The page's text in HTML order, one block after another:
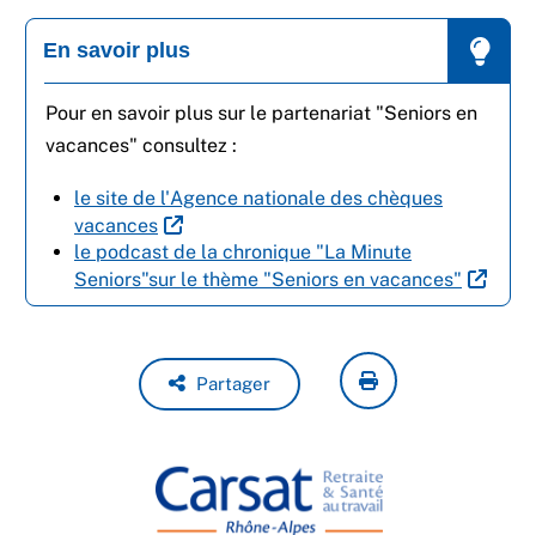
En savoir plus
Pour en savoir plus sur le partenariat "Seniors en
vacances" consultez :
le site de l'Agence nationale des chèques
vacances
le podcast de la chronique "La Minute
Seniors"sur le thème "Seniors en vacances"
Partager